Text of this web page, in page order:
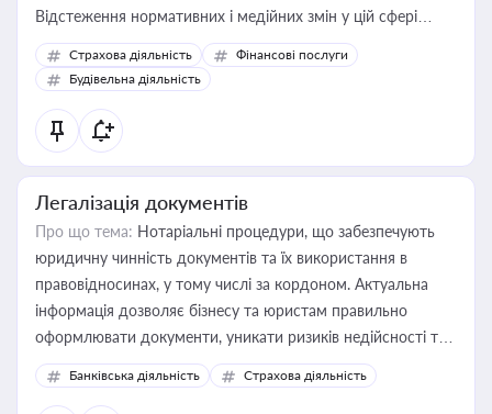
Відстеження нормативних і медійних змін у цій сфері
корисне для власника бізнесу, керівника, юриста або
бухгалтера під час оподаткування, приватизації, оренди
державного майна, корпоративних угод і перевірки
статусу суб'єктів оціночної діяльності
Страхова діяльність
Фінансові послуги
Будівельна діяльність
Легалізація документів
Про що тема: Нотаріальні процедури, що забезпечують
юридичну чинність документів та їх використання в
правовідносинах, у тому числі за кордоном. Актуальна
інформація дозволяє бізнесу та юристам правильно
оформлювати документи, уникати ризиків недійсності та
забезпечувати їх належне прийняття органами влади та
контрагентами
Банківська діяльність Страхова діяльність